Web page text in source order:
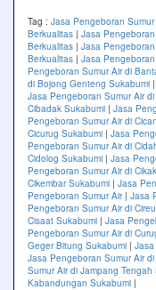
Tag : Jasa Pengeboran
Berkualitas | Jasa
Berkualitas | Jasa
Berkualitas | Jasa
Pengeboran Sumur Air di
di Bojong Genteng Sukabumi |
Jasa Pengeboran Sumur Air
Cibadak Sukabumi | Jasa
Pengeboran Sumur Air di
Cicurug Sukabumi | Jasa
Pengeboran Sumur Air di
Cidolog Sukabumi | Jasa
Pengeboran Sumur Air di
Cikembar Sukabumi | Jasa
Pengeboran Sumur Air| Jasa
Pengeboran Sumur Air di
Cisaat Sukabumi | Jasa
Pengeboran Sumur Air di
Geger Bitung Sukabumi |
Jasa Pengeboran Sumur Air
Sumur Air di Jampang Tengah
Kabandungan Sukabumi |